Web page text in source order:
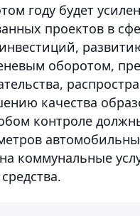
году будет
проектов в
оборотом,
качества
контроле
коммунальные